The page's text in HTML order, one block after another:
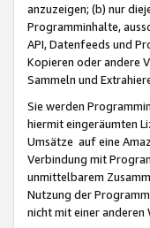
anzuzeigen; (b) nur
Programminhalte,
API, Datenfeeds und
Kopieren oder andere
Sammeln und
Sie werden
hiermit eingeräumten
Umsätze auf eine
Verbindung mit
unmittelbarem
Nutzung der
nicht mit einer anderen